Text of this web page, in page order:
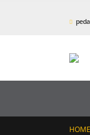
HOME